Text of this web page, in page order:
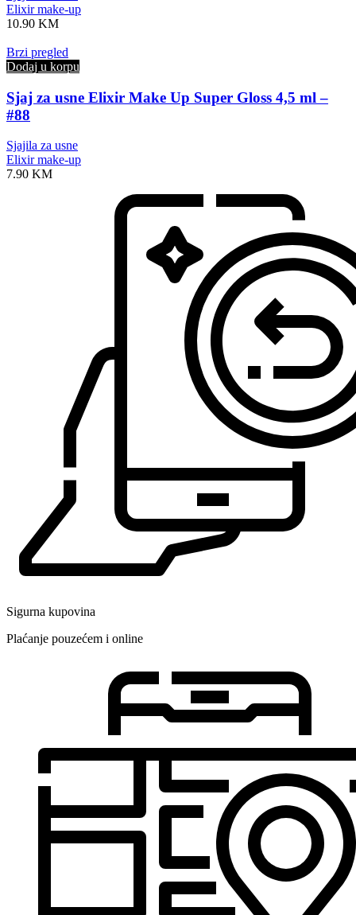
Elixir make-up
10.90 KM
Brzi pregled
Dodaj u korpu
Sjaj za usne Elixir Make Up Super Gloss 4,5 ml –
#88
Sjajila za usne
Elixir make-up
7.90 KM
Sigurna kupovina
Plaćanje pouzećem i online